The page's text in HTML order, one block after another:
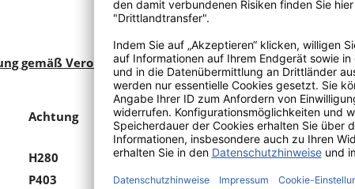
gemäß Verordnung (EG) Nr. 1272/2008
Achtung
H280
P403